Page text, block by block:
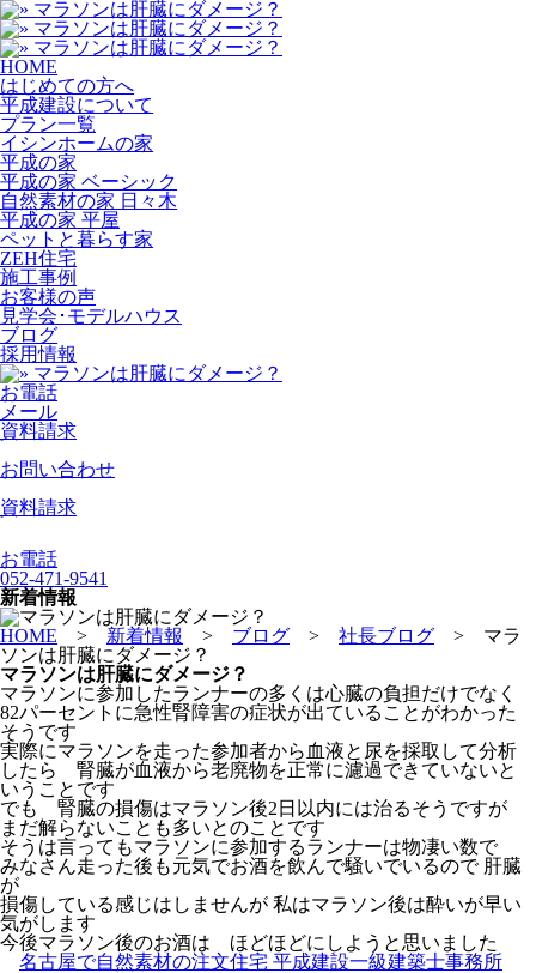
HOME
はじめての方へ
平成建設について
プラン一覧
イシンホームの家
平成の家
平成の家 ベーシック
自然素材の家 日々木
平成の家 平屋
ペットと暮らす家
ZEH住宅
施工事例
お客様の声
見学会･モデルハウス
ブログ
採用情報
お電話
メール
資料請求
お問い合わせ
資料請求
お電話
052-471-9541
新着情報
HOME > 新着情報 > ブログ > 社長ブログ > マラ
ソンは肝臓にダメージ？
マラソンは肝臓にダメージ？
マラソンに参加したランナーの多くは心臓の負担だけでなく
82パーセントに急性腎障害の症状が出ていることがわかった
そうです
実際にマラソンを走った参加者から血液と尿を採取して分析
したら 腎臓が血液から老廃物を正常に濾過できていないと
いうことです
でも 腎臓の損傷はマラソン後2日以内には治るそうですが
まだ解らないことも多いとのことです
そうは言ってもマラソンに参加するランナーは物凄い数で
みなさん走った後も元気でお酒を飲んで騒いでいるので 肝臓
が
損傷している感じはしませんが 私はマラソン後は酔いが早い
気がします
今後マラソン後のお酒は ほどほどにしようと思いました
名古屋で自然素材の注文住宅 平成建設一級建築士事務所